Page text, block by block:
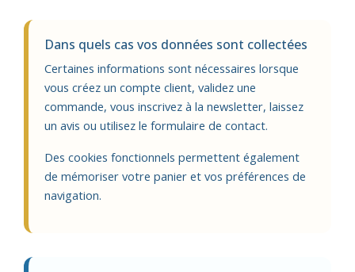
Dans quels cas vos données sont collectées
Certaines informations sont nécessaires lorsque
vous créez un compte client, validez une
commande, vous inscrivez à la newsletter, laissez
un avis ou utilisez le formulaire de contact.
Des cookies fonctionnels permettent également
de mémoriser votre panier et vos préférences de
navigation.